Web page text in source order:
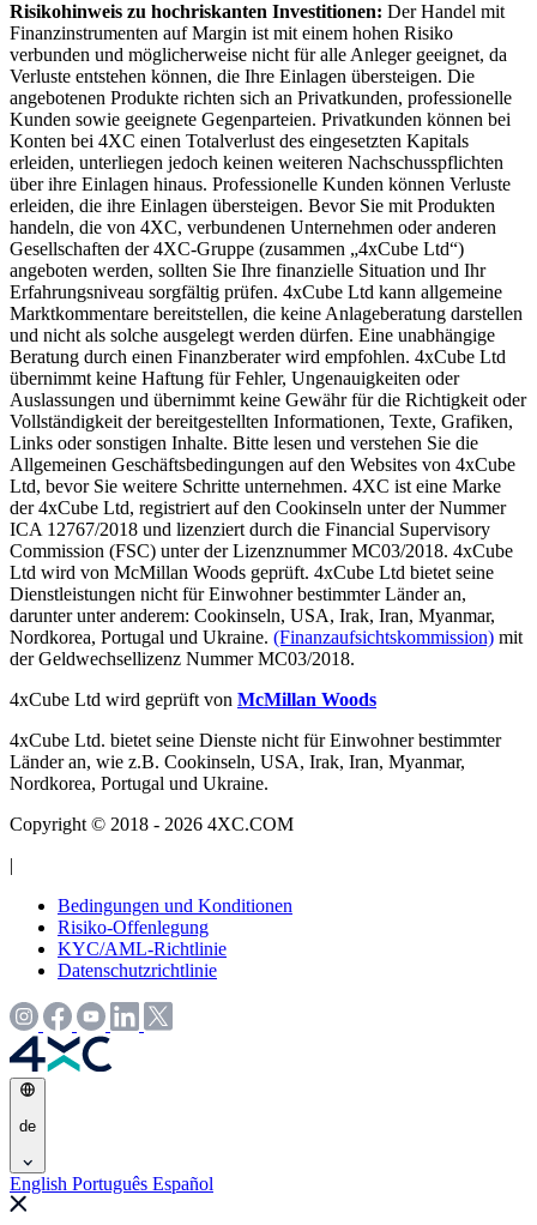
Risikohinweis zu hochriskanten Investitionen: Der Handel mit
Finanzinstrumenten auf Margin ist mit einem hohen Risiko
verbunden und möglicherweise nicht für alle Anleger geeignet, da
Verluste entstehen können, die Ihre Einlagen übersteigen. Die
angebotenen Produkte richten sich an Privatkunden, professionelle
Kunden sowie geeignete Gegenparteien. Privatkunden können bei
Konten bei 4XC einen Totalverlust des eingesetzten Kapitals
erleiden, unterliegen jedoch keinen weiteren Nachschusspflichten
über ihre Einlagen hinaus. Professionelle Kunden können Verluste
erleiden, die ihre Einlagen übersteigen. Bevor Sie mit Produkten
handeln, die von 4XC, verbundenen Unternehmen oder anderen
Gesellschaften der 4XC-Gruppe (zusammen „4xCube Ltd“)
angeboten werden, sollten Sie Ihre finanzielle Situation und Ihr
Erfahrungsniveau sorgfältig prüfen. 4xCube Ltd kann allgemeine
Marktkommentare bereitstellen, die keine Anlageberatung darstellen
und nicht als solche ausgelegt werden dürfen. Eine unabhängige
Beratung durch einen Finanzberater wird empfohlen. 4xCube Ltd
übernimmt keine Haftung für Fehler, Ungenauigkeiten oder
Auslassungen und übernimmt keine Gewähr für die Richtigkeit oder
Vollständigkeit der bereitgestellten Informationen, Texte, Grafiken,
Links oder sonstigen Inhalte. Bitte lesen und verstehen Sie die
Allgemeinen Geschäftsbedingungen auf den Websites von 4xCube
Ltd, bevor Sie weitere Schritte unternehmen. 4XC ist eine Marke
der 4xCube Ltd, registriert auf den Cookinseln unter der Nummer
ICA 12767/2018 und lizenziert durch die Financial Supervisory
Commission (FSC) unter der Lizenznummer MC03/2018. 4xCube
Ltd wird von McMillan Woods geprüft. 4xCube Ltd bietet seine
Dienstleistungen nicht für Einwohner bestimmter Länder an,
darunter unter anderem: Cookinseln, USA, Irak, Iran, Myanmar,
Nordkorea, Portugal und Ukraine. (Finanzaufsichtskommission) mit
der Geldwechsellizenz Nummer MC03/2018.
4xCube Ltd wird geprüft von McMillan Woods
4xCube Ltd. bietet seine Dienste nicht für Einwohner bestimmter
Länder an, wie z.B. Cookinseln, USA, Irak, Iran, Myanmar,
Nordkorea, Portugal und Ukraine.
Copyright © 2018 - 2026 4XC.COM
|
Bedingungen und Konditionen
Risiko-Offenlegung
KYC/AML-Richtlinie
Datenschutzrichtlinie
de
English Português Español